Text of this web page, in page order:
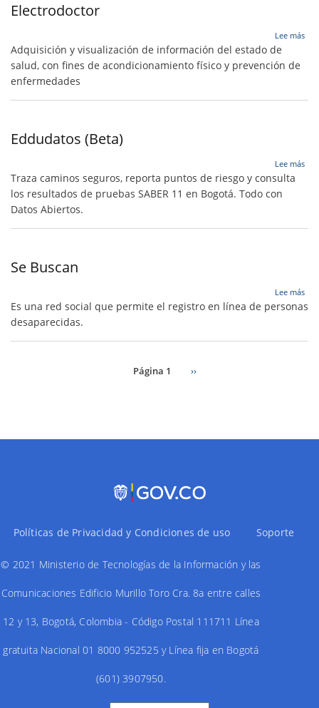
Electrodoctor
Lee más
Adquisición y visualización de información del estado de
salud, con fines de acondicionamiento físico y prevención de
enfermedades
Eddudatos (Beta)
Lee más
Traza caminos seguros, reporta puntos de riesgo y consulta
los resultados de pruebas SABER 11 en Bogotá. Todo con
Datos Abiertos.
Se Buscan
Lee más
Se
Es una red social que permite el registro en línea de personas
desaparecidas.
Página 1
Siguiente
››
Políticas de Privacidad y Condiciones de uso Soporte
© 2021 Ministerio de Tecnologías de la Información y las
Comunicaciones Edificio Murillo Toro Cra. 8a entre calles
12 y 13, Bogotá, Colombia - Código Postal 111711 Línea
gratuita Nacional 01 8000 952525 y Línea fija en Bogotá
(601) 3907950.